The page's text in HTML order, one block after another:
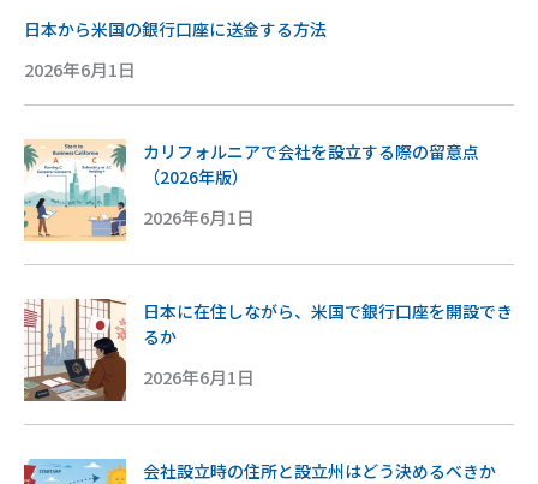
日本から米国の銀行口座に送金する方法
2026年6月1日
カリフォルニアで会社を設立する際の留意点
（2026年版）
2026年6月1日
日本に在住しながら、米国で銀行口座を開設でき
るか
2026年6月1日
会社設立時の住所と設立州はどう決めるべきか